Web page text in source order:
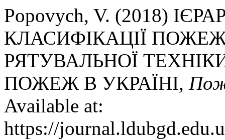
Popovych, V. (2018)
КЛАСИФІКАЦІЇ
РЯТУВАЛЬНОЇ
ПОЖЕЖ В УКРАЇНІ,
Available at:
https://